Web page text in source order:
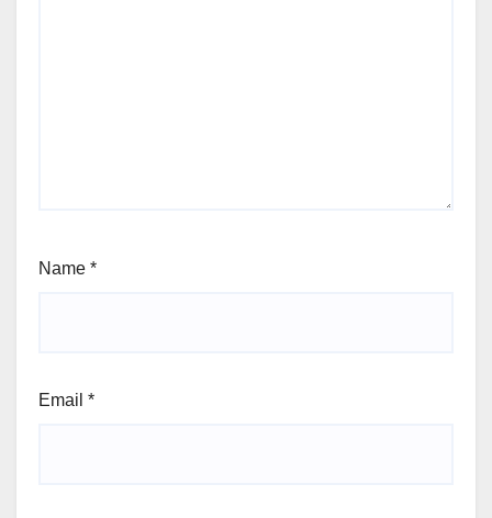
Name *
Email *